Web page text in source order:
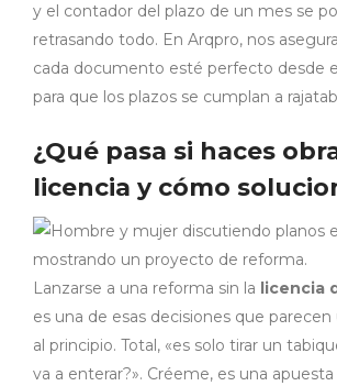
y el contador del plazo de un mes se
retrasando todo. En Arqpro, nos
cada documento esté perfecto desde
para que los plazos se cumplan a
¿Qué pasa si haces
licencia y cómo
Lanzarse a una reforma sin la licencia
es una de esas decisiones que
al principio. Total, «es solo tirar un
va a enterar?». Créeme, es una